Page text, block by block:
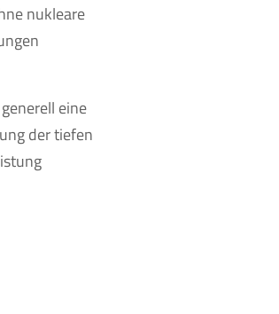
nukleare
eine
der tiefen